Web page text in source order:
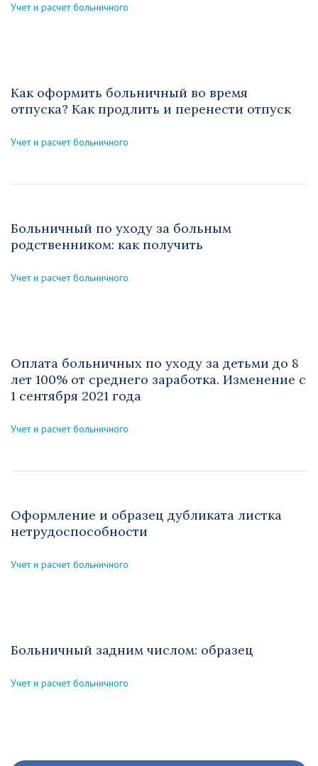
Учет и расчет больничного
Как оформить больничный во время
отпуска? Как продлить и перенести отпуск
Учет и расчет больничного
Больничный по уходу за больным
родственником: как получить
Учет и расчет больничного
Оплата больничных по уходу за детьми до 8
лет 100% от среднего заработка. Изменение с
1 сентября 2021 года
Учет и расчет больничного
Оформление и образец дубликата листка
нетрудоспособности
Учет и расчет больничного
Больничный задним числом: образец
Учет и расчет больничного